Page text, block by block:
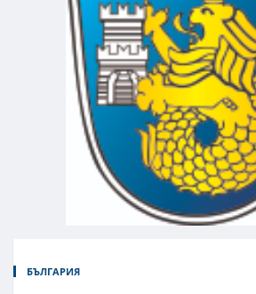
БЪЛГАРИЯ